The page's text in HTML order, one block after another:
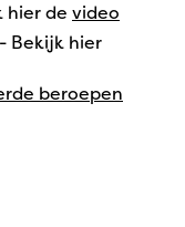
hier de video
Bekijk hier